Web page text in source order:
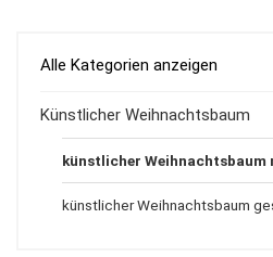
Alle Kategorien anzeigen
Künstlicher Weihnachtsbaum
künstlicher Weihnachtsbaum
künstlicher Weihnachtsbaum